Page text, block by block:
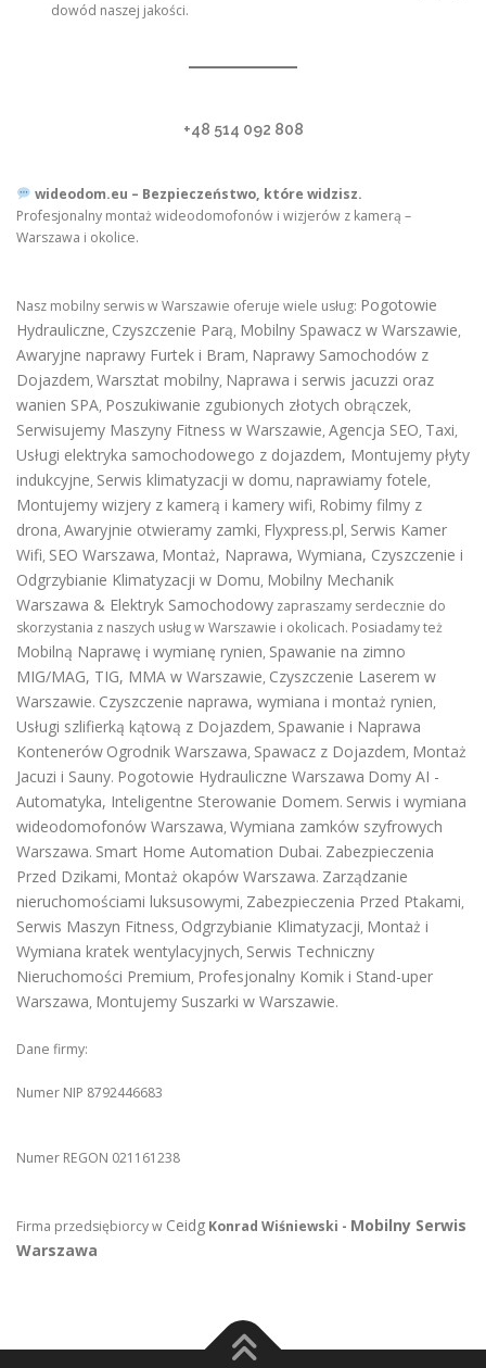
dowód naszej jakości.
+48 514 092 808
wideodom.eu – Bezpieczeństwo, które widzisz.
Profesjonalny montaż wideodomofonów i wizjerów z kamerą –
Warszawa i okolice.
Nasz mobilny serwis w Warszawie oferuje wiele usług: Pogotowie
Hydrauliczne, Czyszczenie Parą, Mobilny Spawacz w Warszawie,
Awaryjne naprawy Furtek i Bram, Naprawy Samochodów z
Dojazdem, Warsztat mobilny, Naprawa i serwis jacuzzi oraz
wanien SPA, Poszukiwanie zgubionych złotych obrączek,
Serwisujemy Maszyny Fitness w Warszawie, Agencja SEO, Taxi,
Usługi elektryka samochodowego z dojazdem, Montujemy płyty
indukcyjne, Serwis klimatyzacji w domu, naprawiamy fotele,
Montujemy wizjery z kamerą i kamery wifi, Robimy filmy z
drona, Awaryjnie otwieramy zamki, Flyxpress.pl, Serwis Kamer
Wifi, SEO Warszawa, Montaż, Naprawa, Wymiana, Czyszczenie i
Odgrzybianie Klimatyzacji w Domu, Mobilny Mechanik
Warszawa & Elektryk Samochodowy zapraszamy serdecznie do
skorzystania z naszych usług w Warszawie i okolicach. Posiadamy też
Mobilną Naprawę i wymianę rynien, Spawanie na zimno
MIG/MAG, TIG, MMA w Warszawie, Czyszczenie Laserem w
Warszawie. Czyszczenie naprawa, wymiana i montaż rynien,
Usługi szlifierką kątową z Dojazdem, Spawanie i Naprawa
Kontenerów Ogrodnik Warszawa, Spawacz z Dojazdem, Montaż
Jacuzi i Sauny. Pogotowie Hydrauliczne Warszawa Domy AI -
Automatyka, Inteligentne Sterowanie Domem. Serwis i wymiana
wideodomofonów Warszawa, Wymiana zamków szyfrowych
Warszawa. Smart Home Automation Dubai. Zabezpieczenia
Przed Dzikami, Montaż okapów Warszawa. Zarządzanie
nieruchomościami luksusowymi, Zabezpieczenia Przed Ptakami,
Serwis Maszyn Fitness, Odgrzybianie Klimatyzacji, Montaż i
Wymiana kratek wentylacyjnych, Serwis Techniczny
Nieruchomości Premium, Profesjonalny Komik i Stand-uper
Warszawa, Montujemy Suszarki w Warszawie.
Dane firmy:
Numer NIP 8792446683
Numer REGON 021161238
Firma przedsiębiorcy w Ceidg Konrad Wiśniewski - Mobilny Serwis
Warszawa